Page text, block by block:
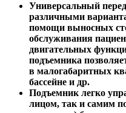
Универсальный
различными
помощи выносных
обслуживания
двигательных
подъемника
в малогабаритных
бассейне и др.
Подъемник легко
лицом, так и самим